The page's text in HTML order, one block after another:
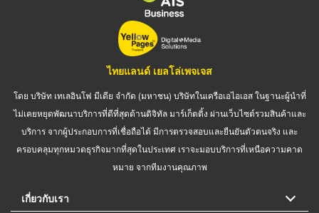
ไทยแลนด์ เยลโล่เพจเจส
โดย บริษัท เทเลอินโฟ มีเดีย จำกัด (มหาชน) บริษัทในเครือเอไอเอส ในฐานะผู้นำที่
ไม่เคยหยุดพัฒนาบริการที่ดีที่สุดด้านดิจิทัล มาร์เก็ตติ้ง ผ่านเว็บไซต์รวมสินค้าและ
บริการ จากผู้ประกอบการที่เชื่อถือได้ มีการตรวจสอบและยืนยันตัวตนจริง และ
ครอบคลุมทุกหมวดธุรกิจมากที่สุดในประเทศ เราจะมอบบริการที่เหนือความคาด
หมาย จากทีมงานคุณภาพ
เกี่ยวกับเรา